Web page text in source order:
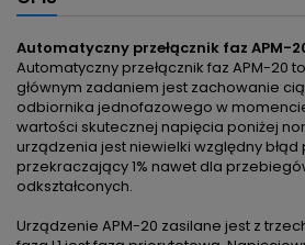
Automatyczny przełącznik faz APM-
Automatyczny przełącznik faz APM-20
głównym zadaniem jest zachowanie
odbiornika jednofazowego w
wartości skutecznej napięcia poniżej
urządzenia jest niewielki względny
przekraczający 1% nawet dla
odkształconych.
Urządzenie APM-20 zasilane jest z trzech